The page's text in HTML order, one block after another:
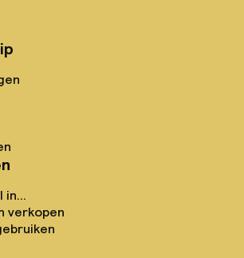
in...
verkopen